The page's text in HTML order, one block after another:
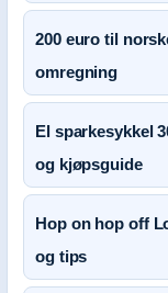
200 euro til
omregning
El sparkesykkel
og kjøpsguide
Hop on hop off
og tips